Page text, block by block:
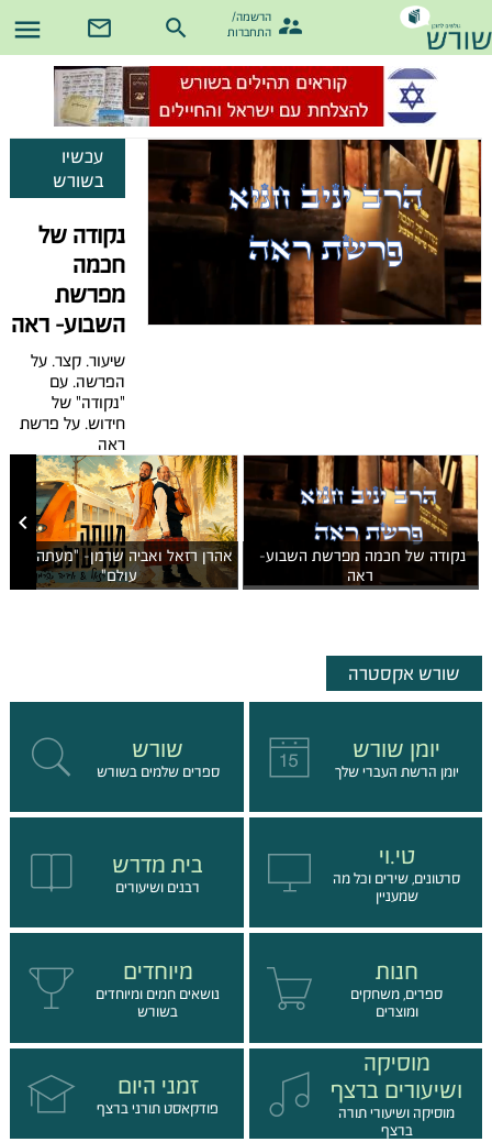

הרשמה/
התחברות
ראשי שאל את הרב
עכשיו
בשורש
נקודה של
חכמה
מפרשת
השבוע- ראה
שיעור. קצר. על
הפרשה. עם
"נקודה" של
חידוש. על פרשת
ראה

ראה
עולם"
שורש אקסטרה
יומן שורש
יומן הרשת העברי שלך
שורש
ספרים שלמים בשורש
טי.וי
סרטונים, שירים וכל מה
שמעניין
בית מדרש
רבנים ושיעורים
חנות
ספרים, משחקים
ומוצרים
מיוחדים
נושאים חמים ומיוחדים
בשורש
מוסיקה
ושיעורים ברצף
מוסיקה ושיעורי תורה
ברצף
זמני היום
פודקאסט תורני ברצף